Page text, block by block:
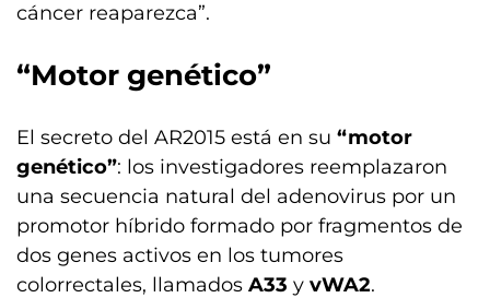
cáncer reaparezca”.
“Motor genético”
El secreto del AR2015 está en su “motor
genético”: los investigadores reemplazaron
una secuencia natural del adenovirus por un
promotor híbrido formado por fragmentos de
dos genes activos en los tumores
colorrectales, llamados A33 y vWA2.